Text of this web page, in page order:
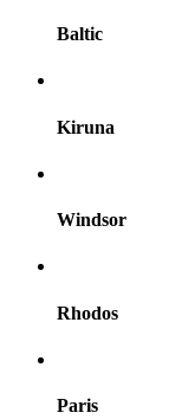
Baltic
Kiruna
Windsor
Rhodos
Paris